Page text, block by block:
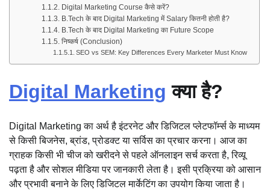
Digital Marketing Course कैसे करें?
B.Tech के बाद Digital Marketing में Salary कितनी होती है?
B.Tech के बाद Digital Marketing का Future Scope
निष्कर्ष (Conclusion)
SEO vs SEM: Key Differences Every Marketer Must Know
Digital Marketing क्या है?
Digital Marketing का अर्थ है इंटरनेट और डिजिटल प्लेटफॉर्म्स के माध्यम
से किसी बिजनेस, ब्रांड, प्रोडक्ट या सर्विस का प्रचार करना। आज का
ग्राहक किसी भी चीज को खरीदने से पहले ऑनलाइन सर्च करता है, रिव्यू
पढ़ता है और सोशल मीडिया पर जानकारी लेता है। इसी प्रक्रिया को आसान
और प्रभावी बनाने के लिए डिजिटल मार्केटिंग का उपयोग किया जाता है।